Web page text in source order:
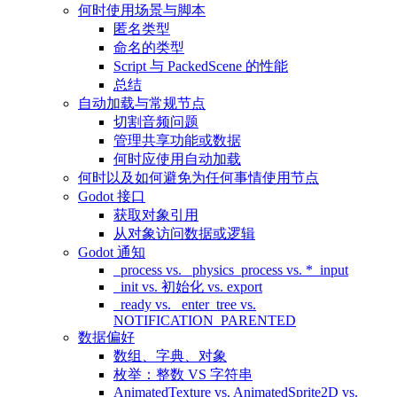
何时使用场景与脚本
匿名类型
命名的类型
Script 与 PackedScene 的性能
总结
自动加载与常规节点
切割音频问题
管理共享功能或数据
何时应使用自动加载
何时以及如何避免为任何事情使用节点
Godot 接口
获取对象引用
从对象访问数据或逻辑
Godot 通知
_process vs. _physics_process vs. *_input
_init vs. 初始化 vs. export
_ready vs. _enter_tree vs.
NOTIFICATION_PARENTED
数据偏好
数组、字典、对象
枚举：整数 VS 字符串
AnimatedTexture vs. AnimatedSprite2D vs.